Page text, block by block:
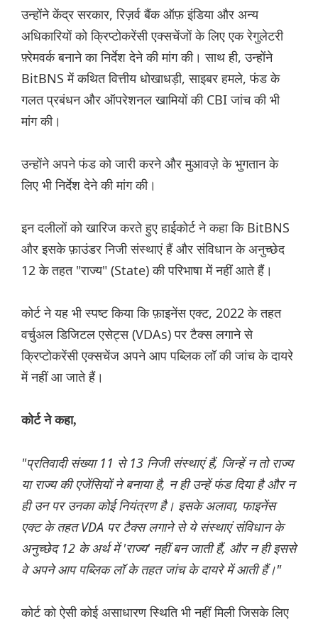
उन्होंने केंद्र सरकार, रिज़र्व बैंक ऑफ़ इंडिया और अन्य
अधिकारियों को क्रिप्टोकरेंसी एक्सचेंजों के लिए एक रेगुलेटरी
फ़्रेमवर्क बनाने का निर्देश देने की मांग की। साथ ही, उन्होंने
BitBNS में कथित वित्तीय धोखाधड़ी, साइबर हमले, फंड के
गलत प्रबंधन और ऑपरेशनल खामियों की CBI जांच की भी
मांग की।
उन्होंने अपने फंड को जारी करने और मुआवज़े के भुगतान के
लिए भी निर्देश देने की मांग की।
इन दलीलों को खारिज करते हुए हाईकोर्ट ने कहा कि BitBNS
और इसके फ़ाउंडर निजी संस्थाएं हैं और संविधान के अनुच्छेद
12 के तहत "राज्य" (State) की परिभाषा में नहीं आते हैं।
कोर्ट ने यह भी स्पष्ट किया कि फ़ाइनेंस एक्ट, 2022 के तहत
वर्चुअल डिजिटल एसेट्स (VDAs) पर टैक्स लगाने से
क्रिप्टोकरेंसी एक्सचेंज अपने आप पब्लिक लॉ की जांच के दायरे
में नहीं आ जाते हैं।
कोर्ट ने कहा,
"प्रतिवादी संख्या 11 से 13 निजी संस्थाएं हैं, जिन्हें न तो राज्य
या राज्य की एजेंसियों ने बनाया है, न ही उन्हें फंड दिया है और न
ही उन पर उनका कोई नियंत्रण है। इसके अलावा, फाइनेंस
एक्ट के तहत VDA पर टैक्स लगाने से ये संस्थाएं संविधान के
अनुच्छेद 12 के अर्थ में 'राज्य' नहीं बन जाती हैं, और न ही इससे
वे अपने आप पब्लिक लॉ के तहत जांच के दायरे में आती हैं।"
कोर्ट को ऐसी कोई असाधारण स्थिति भी नहीं मिली जिसके लिए